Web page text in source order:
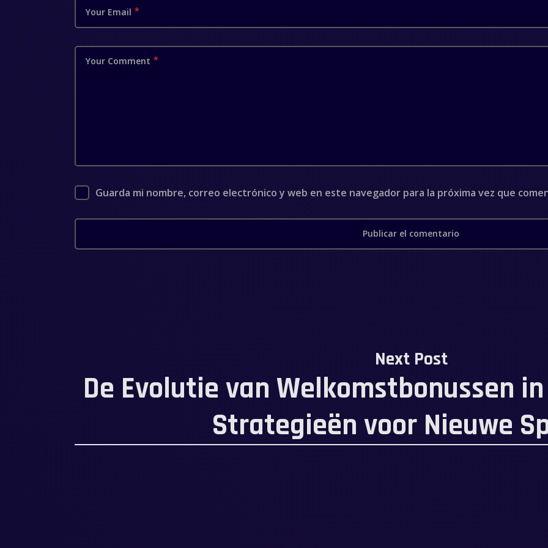
Your Email
Your Comment
Guarda mi nombre, correo electrónico y web en este navegador para la próxima vez que
Next Post
De Evolutie van Welkomstbonussen in
Strategieën voor Nieuwe